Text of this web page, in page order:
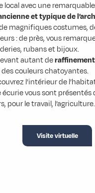
local avec une
et typique de
magnifiques costumes,
: de près, vous
rubans et bijoux.
autant deraffinement
couleurs chatoyantes.
l’intérieur de
écurie vous sont
pour le travail,
Visite virtuelle